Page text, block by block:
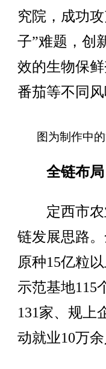
究院，成功
子”难题，创
效的生物保
番茄等不同风
图为制作中
全链布
定西市农
链发展思路
原种15亿粒
示范基地115
131家、规上
动就业10万余